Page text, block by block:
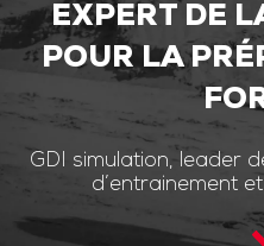
EXPERT DE
POUR LA
GDI simulation, leader
d’entrainement